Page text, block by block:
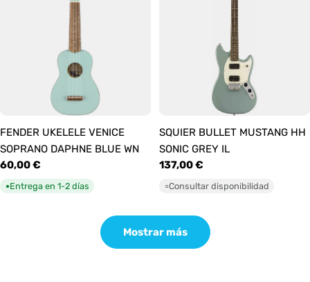
FENDER UKELELE VENICE
SOPRANO DAPHNE BLUE WN
Precio
habitual
60,00 €
●Entrega en 1-2 días
SQUIER BULLET MUSTANG HH
SONIC GREY IL
Precio
habitual
137,00 €
○Consultar disponibilidad
Mostrar más